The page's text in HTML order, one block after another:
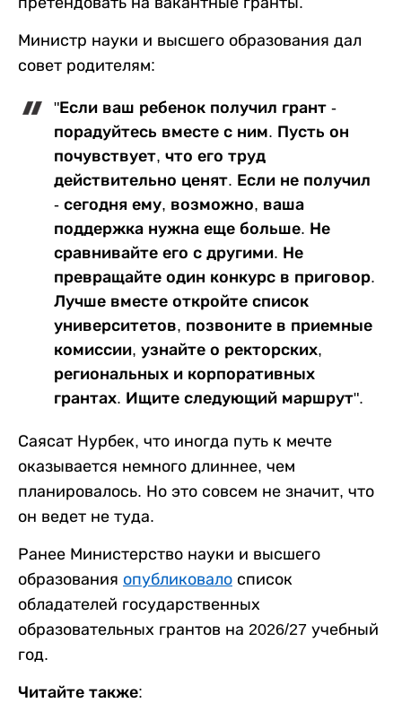
Министр науки и высшего образования дал
совет родителям:
"Если ваш ребенок получил грант -
порадуйтесь вместе с ним. Пусть он
почувствует, что его труд
действительно ценят. Если не получил
- сегодня ему, возможно, ваша
поддержка нужна еще больше. Не
сравнивайте его с другими. Не
превращайте один конкурс в приговор.
Лучше вместе откройте список
университетов, позвоните в приемные
комиссии, узнайте о ректорских,
региональных и корпоративных
грантах. Ищите следующий маршрут".
Саясат Нурбек, что иногда путь к мечте
оказывается немного длиннее, чем
планировалось. Но это совсем не значит, что
он ведет не туда.
Ранее Министерство науки и высшего
образования опубликовало список
обладателей государственных
образовательных грантов на 2026/27 учебный
год.
Читайте также: